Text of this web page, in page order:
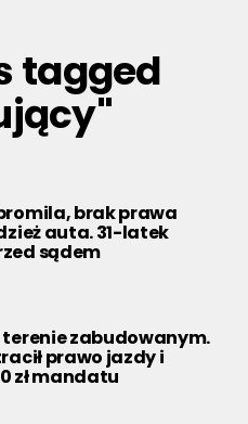
tagged
brak prawa
auta. 31-latek
sądem
terenie zabudowanym.
prawo jazdy i
zł mandatu